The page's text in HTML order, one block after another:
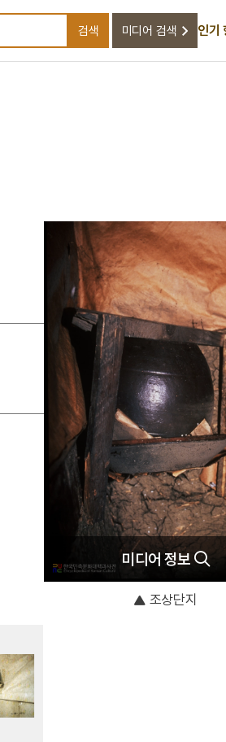
검색어를 입력하세요
검색 미디어 검색 인기
미디어 정보
조상단지